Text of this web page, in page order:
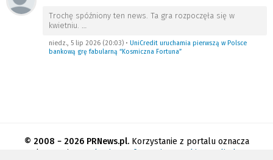
Trochę spóźniony ten news. Ta gra rozpoczęła się w
kwietniu. …
niedz., 5 lip 2026 (20:03) • UniCredit uruchamia pierwszą w Polsce
bankową grę fabularną “Kosmiczna Fortuna”
© 2008 − 2026 PRNews.pl.Korzystanie z portalu oznacza
akceptację
regulaminu Informacja o cookies
Polityka